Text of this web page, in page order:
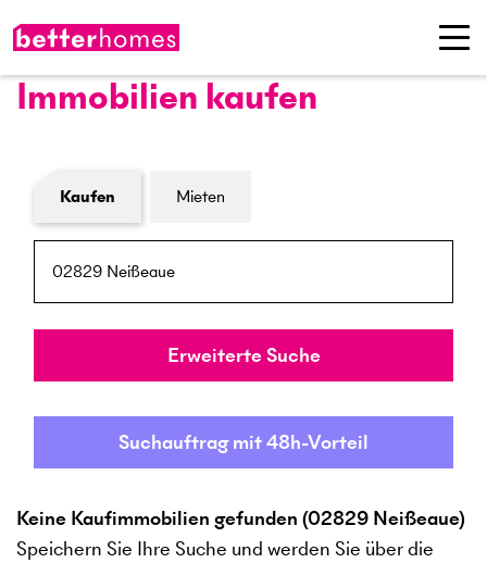
Immobilien kaufen
Formular Immobiliensuche
Kaufen Mieten
PLZ / Ort
Umkreis
Erweiterte Suche
Suchauftrag mit 48h-Vorteil
Keine Kaufimmobilien gefunden (02829 Neißeaue)
Speichern Sie Ihre Suche und werden Sie über die